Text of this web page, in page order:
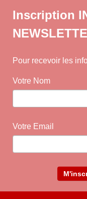
Inscription
Pour recevoir les
Votre Nom
Votre Email